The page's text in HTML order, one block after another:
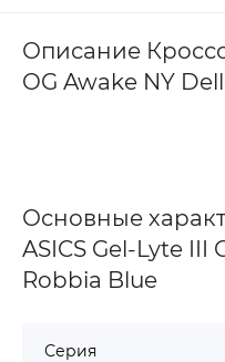
Описание
OG Awake NY
Основные
ASICS Gel-Lyte III
Robbia Blue
Серия